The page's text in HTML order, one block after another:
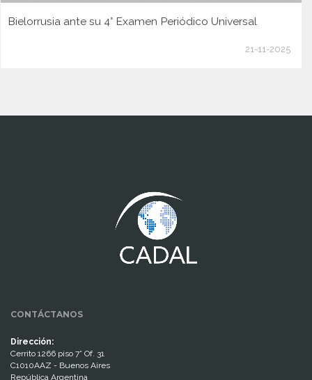
Bielorrusia ante su 4° Examen Periódico Universal
21-11-2025
CONTÁCTANOS
Dirección:
Cerrito 1266 piso 7° Of. 31
C1010AAZ - Buenos Aires
República Argentina